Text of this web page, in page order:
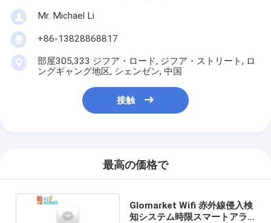
Mr. Michael Li
+86-13828868817
部屋305,333 ジフア・ロード, ジフア・ストリート, ロ
ングギャング地区, シェンゼン, 中国
接触
最高の価格で
Glomarket Wifi 赤外線侵入検
知システム時限スマートアラ